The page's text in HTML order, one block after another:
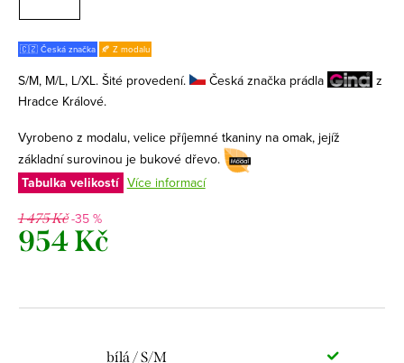
🇨🇿 Česká značka 🍂 Z modalu
S/M, M/L, L/XL. Šité provedení. Česká značka prádla
z
Hradce Králové.
Vyrobeno z modalu, velice příjemné tkaniny na omak, jejíž
základní surovinou je bukové dřevo.
Tabulka velikostí Více informací
1 475 Kč-35 %
954 Kč
bílá / S/M